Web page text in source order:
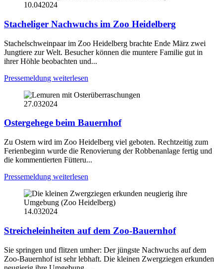
10.042024
Stacheliger Nachwuchs im Zoo Heidelberg
Stachelschweinpaar im Zoo Heidelberg brachte Ende März zwei
Jungtiere zur Welt. Besucher können die muntere Familie gut in
ihrer Höhle beobachten und...
Pressemeldung weiterlesen
27.032024
Ostergehege beim Bauernhof
Zu Ostern wird im Zoo Heidelberg viel geboten. Rechtzeitig zum
Ferienbeginn wurde die Renovierung der Robbenanlage fertig und
die kommentierten Fütteru...
Pressemeldung weiterlesen
14.032024
Streicheleinheiten auf dem Zoo-Bauernhof
Sie springen und flitzen umher: Der jüngste Nachwuchs auf dem
Zoo-Bauernhof ist sehr lebhaft. Die kleinen Zwergziegen erkunden